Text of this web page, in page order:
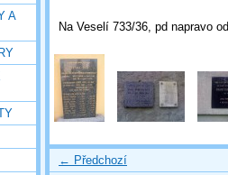
A
Na Veselí 733/36, pd napravo
← Předchozí